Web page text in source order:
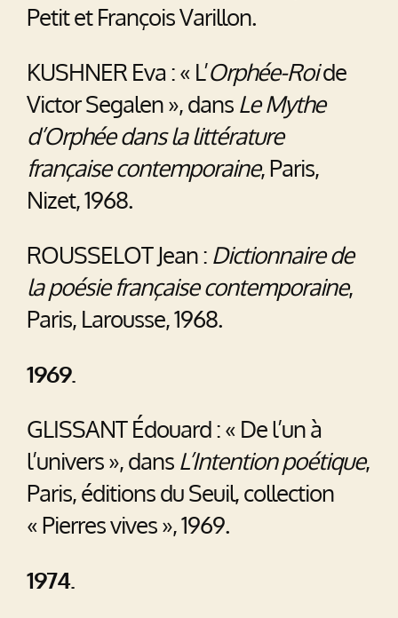
Petit et François Varillon.
KUSHNER Eva : « L’Orphée-Roide
Victor Segalen », dans Le Mythe
d’Orphée dans la littérature
française contemporaine, Paris,
Nizet, 1968.
ROUSSELOT Jean : Dictionnaire de
la poésie française contemporaine,
Paris, Larousse, 1968.
1969.
GLISSANT Édouard : « De l’un à
l’univers », dans L’Intention poétique,
Paris, éditions du Seuil, collection
« Pierres vives », 1969.
1974.